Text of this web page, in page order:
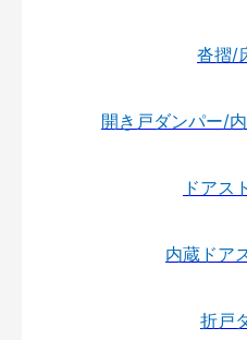
沓摺/
開き戸ダンパー/
ドアス
内蔵ドア
折戸